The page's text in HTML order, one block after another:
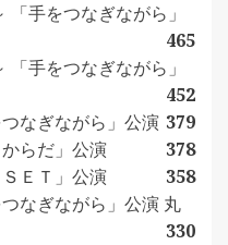
手をつなぎながら」
465
手をつなぎながら」
452
なぎながら」公演 379
らだ」公演
378
ＥＴ」公演
358
なぎながら」公演 丸
330